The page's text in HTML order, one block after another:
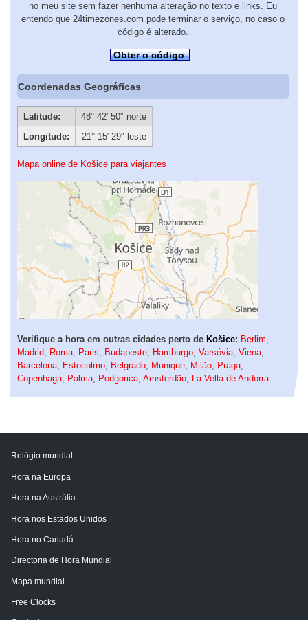
no meu site sem fazer nenhuma alteração no texto e links. Eu
entendo que 24timezones.com pode terminar o serviço, no caso o
código é alterado.
Obter o código
Coordenadas Geográficas
Latitude:
48° 42′ 50″ norte
Longitude:
21° 15′ 29″ leste
Mapa online de Košice para viajantes
Verifique a hora em outras cidades perto de Košice: Berlim
Madrid
Roma Paris Budapeste Hamburgo Varsóvia Viena
Barcelona
Estocolmo Belgrado Munique Milão Praga
Copenhaga
Palma Podgorica Amsterdão La Vella de Andorra
Relógio mundial
Hora na Europa
Hora na Austrália
Hora nos Estados Unidos
Hora no Canadá
Directoria de Hora Mundial
Mapa mundial
Free Clocks